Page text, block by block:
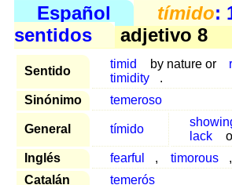
Español tímido:
sentidos
adjetivo 8
Sentido
timid by nature or
timidity
.
Sinónimo
temeroso
General tímido
lack
Inglés
fearful , timorous ,
Catalán
temerós